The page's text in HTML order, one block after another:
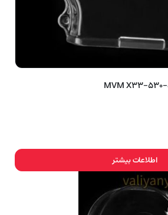
اطلاعات بیشتر